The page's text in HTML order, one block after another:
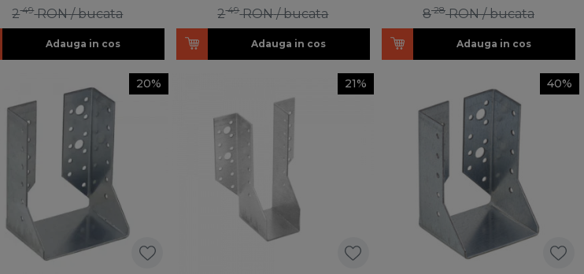
249 RON / bucata
Adauga in cos
249 RON / bucata
Adauga in cos
828 RON / bucata
Adauga in cos
20% 21% 40%